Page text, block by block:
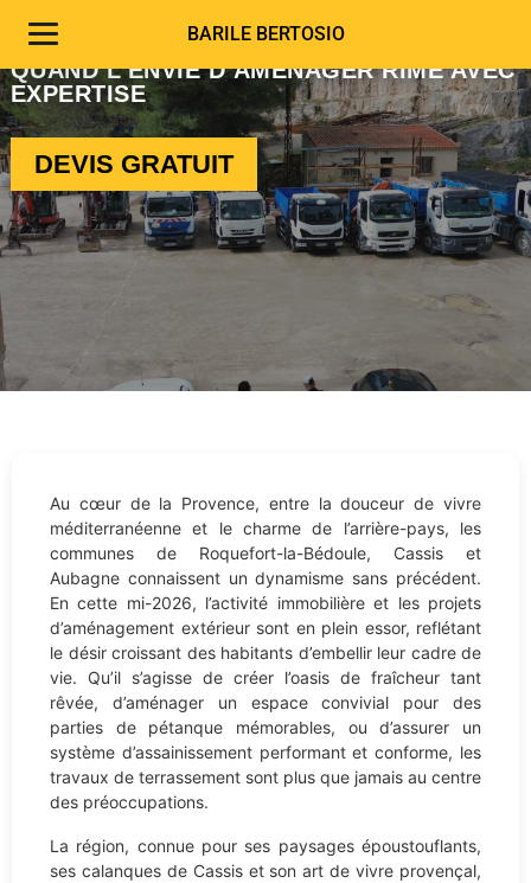
BARILE BERTOSIO
UN TERRITOIRE EN PLEINE ÉBULLITION :
QUAND L’ENVIE D’AMÉNAGER RIME AVEC
EXPERTISE
DEVIS GRATUIT
Au cœur de la Provence, entre la douceur de vivre
méditerranéenne et le charme de l’arrière-pays, les
communes de Roquefort-la-Bédoule, Cassis et
Aubagne connaissent un dynamisme sans précédent.
En cette mi-2026, l’activité immobilière et les projets
d’aménagement extérieur sont en plein essor, reflétant
le désir croissant des habitants d’embellir leur cadre de
vie. Qu’il s’agisse de créer l’oasis de fraîcheur tant
rêvée, d’aménager un espace convivial pour des
parties de pétanque mémorables, ou d’assurer un
système d’assainissement performant et conforme, les
travaux de terrassement sont plus que jamais au centre
des préoccupations.
La région, connue pour ses paysages époustouflants,
ses calanques de Cassis et son art de vivre provençal,